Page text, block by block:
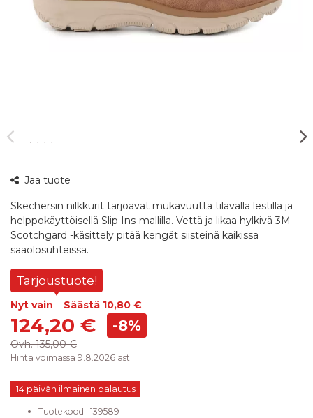
kuva
Jaa tuote
Skechersin nilkkurit tarjoavat mukavuutta tilavalla lestillä ja
helppokäyttöisellä Slip Ins-mallilla. Vettä ja likaa hylkivä 3M
Scotchgard -käsittely pitää kengät siisteinä kaikissa
sääolosuhteissa.
Tarjoustuote!
Nyt vain Säästä 10,80 €
124,20 €
Ovh. 135,00 €
-8%
Hinta voimassa 9.8.2026 asti.
14 päivän ilmainen palautus
Tuotekoodi: 139589